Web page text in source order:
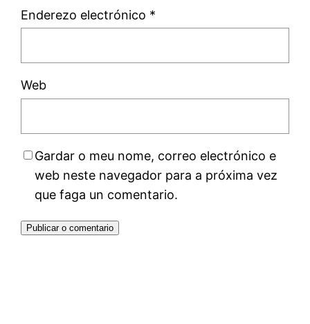
Enderezo electrónico *
Web
Gardar o meu nome, correo electrónico e
web neste navegador para a próxima vez
que faga un comentario.